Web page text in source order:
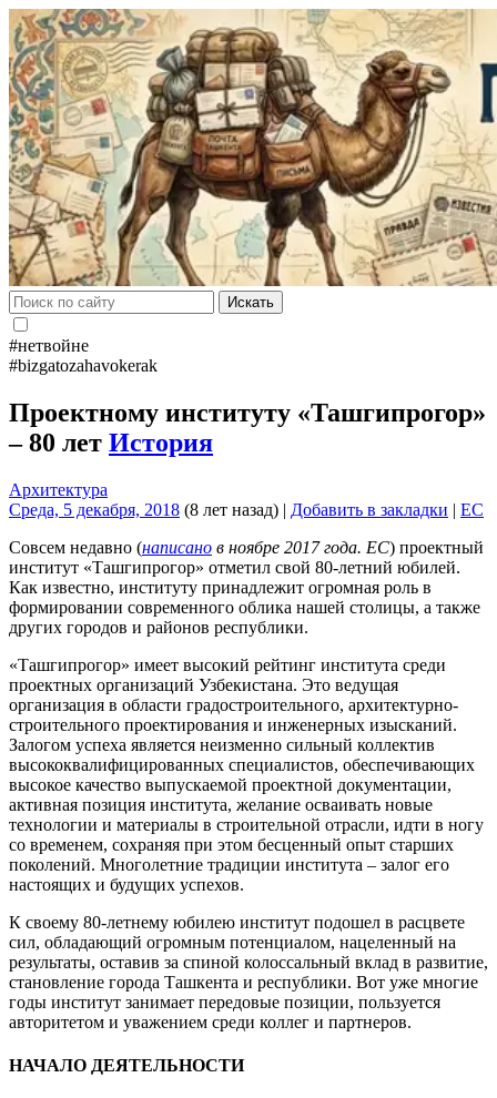
Искать
#нетвойне
#bizgatozahavokerak
Проектному институту «Ташгипрогор»
– 80 лет История
Архитектура
Среда, 5 декабря, 2018 (8 лет назад) | Добавить в закладки | EC
Совсем недавно (написано в ноябре 2017 года. ЕС) проектный
институт «Ташгипрогор» отметил свой 80-летний юбилей.
Как известно, институту принадлежит огромная роль в
формировании современного облика нашей столицы, а также
других городов и районов республики.
«Ташгипрогор» имеет высокий рейтинг института среди
проектных организаций Узбекистана. Это ведущая
организация в области градостроительного, архитектурно-
строительного проектирования и инженерных изысканий.
Залогом успеха является неизменно сильный коллектив
высококвалифицированных специалистов, обеспечивающих
высокое качество выпускаемой проектной документации,
активная позиция института, желание осваивать новые
технологии и материалы в строительной отрасли, идти в ногу
со временем, сохраняя при этом бесценный опыт старших
поколений. Многолетние традиции института – залог его
настоящих и будущих успехов.
К своему 80-летнему юбилею институт подошел в расцвете
сил, обладающий огромным потенциалом, нацеленный на
результаты, оставив за спиной колоссальный вклад в развитие,
становление города Ташкента и республики. Вот уже многие
годы институт занимает передовые позиции, пользуется
авторитетом и уважением среди коллег и партнеров.
НАЧАЛО ДЕЯТЕЛЬНОСТИ